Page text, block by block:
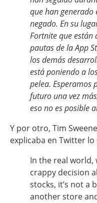
que han generado
negado. En su
Fortnite que están
pautas de la App
los demás
está poniendo a
pelea. Esperamos
futuro una vez
eso no es posible
Y por otro, Tim
explicaba en Twitter lo
In the real world,
crappy decision
stocks, it’s not a
another store